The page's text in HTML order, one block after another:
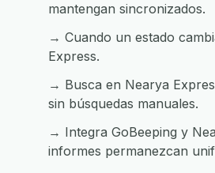
mantengan sincronizados.
→ Cuando un estado
Express.
→ Busca en Nearya
sin búsquedas manuales.
→ Integra GoBeeping y
informes permanezcan